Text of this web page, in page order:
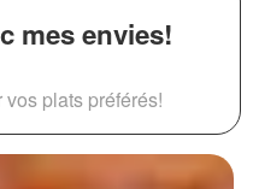
mes envies!
plats préférés!